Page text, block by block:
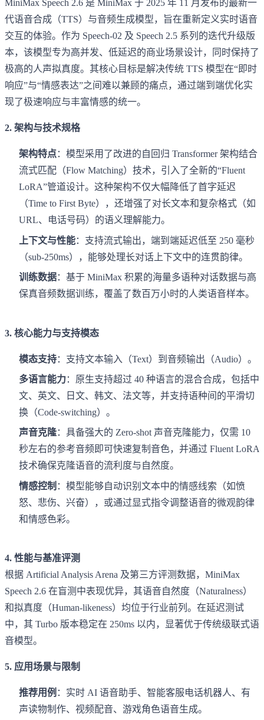
MiniMax Speech 2.6 是 MiniMax 于 2025 年 11 月发布的最新一
代语音合成（TTS）与音频生成模型，旨在重新定义实时语音
交互的体验。作为 Speech-02 及 Speech 2.5 系列的迭代升级版
本，该模型专为高并发、低延迟的商业场景设计，同时保持了
极高的人声拟真度。其核心目标是解决传统 TTS 模型在“即时
响应”与“情感表达”之间难以兼顾的痛点，通过端到端优化实
现了极速响应与丰富情感的统一。
2. 架构与技术规格
架构特点：模型采用了改进的自回归 Transformer 架构结合
流式匹配（Flow Matching）技术，引入了全新的“Fluent
LoRA”管道设计。这种架构不仅大幅降低了首字延迟
（Time to First Byte），还增强了对长文本和复杂格式（如
URL、电话号码）的语义理解能力。
上下文与性能：支持流式输出，端到端延迟低至 250 毫秒
（sub-250ms），能够处理长对话上下文中的连贯韵律。
训练数据：基于 MiniMax 积累的海量多语种对话数据与高
保真音频数据训练，覆盖了数百万小时的人类语音样本。
3. 核心能力与支持模态
模态支持：支持文本输入（Text）到音频输出（Audio）。
多语言能力：原生支持超过 40 种语言的混合合成，包括中
文、英文、日文、韩文、法文等，并支持语种间的平滑切
换（Code-switching）。
声音克隆：具备强大的 Zero-shot 声音克隆能力，仅需 10
秒左右的参考音频即可快速复制音色，并通过 Fluent LoRA
技术确保克隆语音的流利度与自然度。
情感控制 ：模型能够自动识别文本中的情感线索（如愤
怒、悲伤、兴奋），或通过显式指令调整语音的微观韵律
和情感色彩。
4. 性能与基准评测
根据 Artificial Analysis Arena 及第三方评测数据，MiniMax
Speech 2.6 在盲测中表现优异，其语音自然度（Naturalness）
和拟真度（Human-likeness）均位于行业前列。在延迟测试
中，其 Turbo 版本稳定在 250ms 以内，显著优于传统级联式语
音模型。
5. 应用场景与限制
推荐用例 ：实时 AI 语音助手、智能客服电话机器人、有
声读物制作、视频配音、游戏角色语音生成。